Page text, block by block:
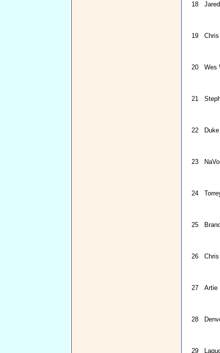
18
19
20 Wes
21
22
23
24
25
26
27 Artie
28
29